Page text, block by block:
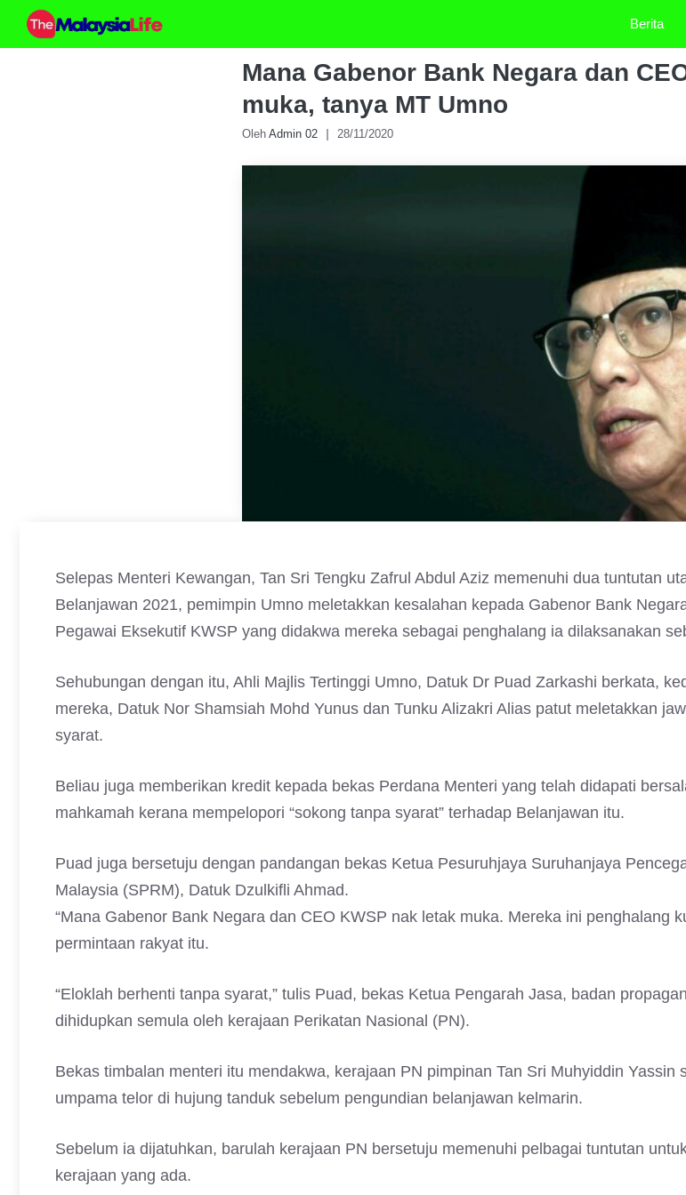
Skip
Berita
Mana Gabenor Bank Negara dan
muka, tanya MT Umno
Oleh Admin 02 28/11/2020
Selepas Menteri Kewangan, Tan Sri Tengku Zafrul Abdul Aziz memenuhi dua tuntutan
Belanjawan 2021, pemimpin Umno meletakkan kesalahan kepada Gabenor Bank
Pegawai Eksekutif KWSP yang didakwa mereka sebagai penghalang ia dilaksanakan
Sehubungan dengan itu, Ahli Majlis Tertinggi Umno, Datuk Dr Puad Zarkashi berkata,
mereka, Datuk Nor Shamsiah Mohd Yunus dan Tunku Alizakri Alias patut meletakkan
syarat.
Beliau juga memberikan kredit kepada bekas Perdana Menteri yang telah didapati
mahkamah kerana mempelopori “sokong tanpa syarat” terhadap Belanjawan itu.
Puad juga bersetuju dengan pandangan bekas Ketua Pesuruhjaya Suruhanjaya
Malaysia (SPRM), Datuk Dzulkifli Ahmad.
“Mana Gabenor Bank Negara dan CEO KWSP nak letak muka. Mereka ini penghalang
permintaan rakyat itu.
“Eloklah berhenti tanpa syarat,” tulis Puad, bekas Ketua Pengarah Jasa, badan
dihidupkan semula oleh kerajaan Perikatan Nasional (PN).
Bekas timbalan menteri itu mendakwa, kerajaan PN pimpinan Tan Sri Muhyiddin Yassin
umpama telor di hujung tanduk sebelum pengundian belanjawan kelmarin.
Sebelum ia dijatuhkan, barulah kerajaan PN bersetuju memenuhi pelbagai tuntutan
kerajaan yang ada.